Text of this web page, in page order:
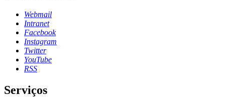
Webmail
Intranet
Facebook
Instagram
Twitter
YouTube
RSS
Serviços